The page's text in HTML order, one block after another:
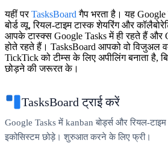
यहीं परTasksBoard गैप भरता है। यह
बोर्ड व्यू, रियल-टाइम टास्क शेयरिंग और
आपके टास्क्स Google Tasks में ही रहते हैं और
होते रहते हैं। TasksBoard आपको वो विजुअल
TickTick को टीम्स के लिए अपीलिंग बनाता है,
छोड़ने की जरूरत के।
TasksBoard ट्राई करें
Google Tasks में kanban बोर्ड्स और रियल-टाइम
इकोसिस्टम छोड़े। शुरुआत करने के लिए फ्री।